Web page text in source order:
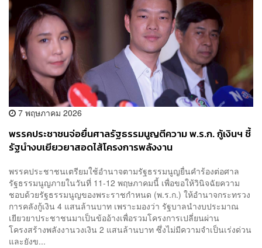
7 พฤษภาคม 2026
พรรคประชาชนจ่อยื่นศาลรัฐธรรมนูญตีความ พ.ร.ก. กู้เงินฯ ชี้
รัฐนำงบเยียวยาสอดไส้โครงการพลังงาน
พรรคประชาชนเตรียมใช้อำนาจตามรัฐธรรมนูญยื่นคำร้องต่อศาล
รัฐธรรมนูญภายในวันที่ 11-12 พฤษภาคมนี้ เพื่อขอให้วินิจฉัยความ
ชอบด้วยรัฐธรรมนูญของพระราชกำหนด (พ.ร.ก.) ให้อำนาจกระทรวง
การคลังกู้เงิน 4 แสนล้านบาท เพราะมองว่า รัฐบาลนำงบประมาณ
เยียวยาประชาชนมาเป็นข้ออ้างเพื่อรวมโครงการเปลี่ยนผ่าน
โครงสร้างพลังงานวงเงิน 2 แสนล้านบาท ซึ่งไม่มีความจำเป็นเร่งด่วน
และยังข...